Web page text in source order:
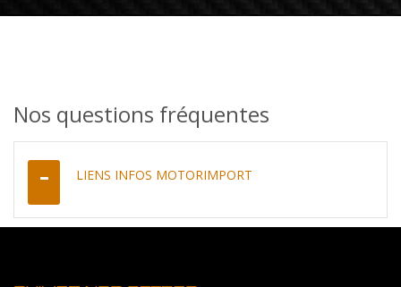
Nos questions fréquentes
LIENS INFOS MOTORIMPORT